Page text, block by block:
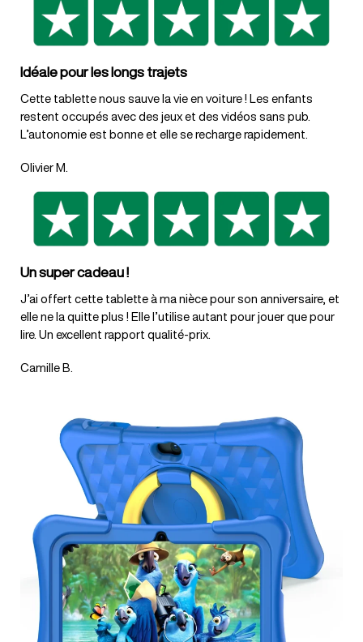
Idéale pour les longs trajets
Cette tablette nous sauve la vie en voiture ! Les enfants
restent occupés avec des jeux et des vidéos sans pub.
L’autonomie est bonne et elle se recharge rapidement.
Olivier M.
Un super cadeau !
J’ai offert cette tablette à ma nièce pour son anniversaire, et
elle ne la quitte plus ! Elle l’utilise autant pour jouer que pour
lire. Un excellent rapport qualité-prix.
Camille B.